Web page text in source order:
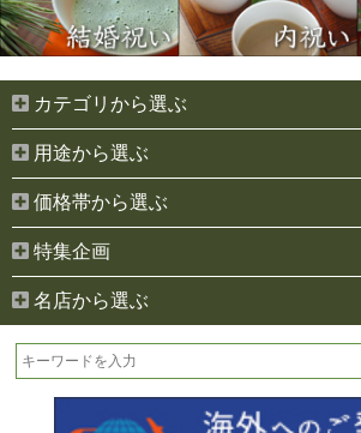
カテゴリから選ぶ
用途から選ぶ
価格帯から選ぶ
特集企画
名店から選ぶ